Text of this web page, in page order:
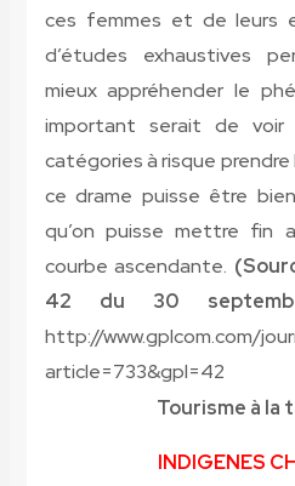
ces femmes et de leurs
d’études exhaustives
mieux appréhender le
important serait de voir
catégories à risque prendre
ce drame puisse être
qu’on puisse mettre fin
courbe ascendante.
42 du 30
http://www.gplcom.com/
article=733&gpl=42
Tourisme à la
INDIGENES